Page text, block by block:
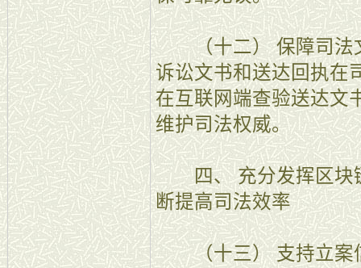
（十二） 保障司法文
诉讼文书和送达回执在
在互联网端查验送达文
维护司法权威。
四、 充分发挥区块链
断提高司法效率
（十三） 支持立案信